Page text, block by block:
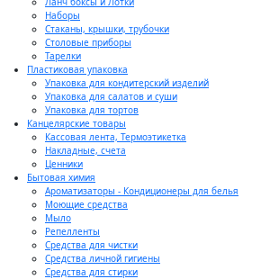
Наборы
Стаканы, крышки, трубочки
Столовые приборы
Тарелки
Пластиковая упаковка
Упаковка для кондитерский изделий
Упаковка для салатов и суши
Упаковка для тортов
Канцелярские товары
Кассовая лента, Термоэтикетка
Накладные, счета
Ценники
Бытовая химия
Ароматизаторы - Кондиционеры для белья
Моющие средства
Мыло
Репелленты
Средства для чистки
Средства личной гигиены
Средства для стирки